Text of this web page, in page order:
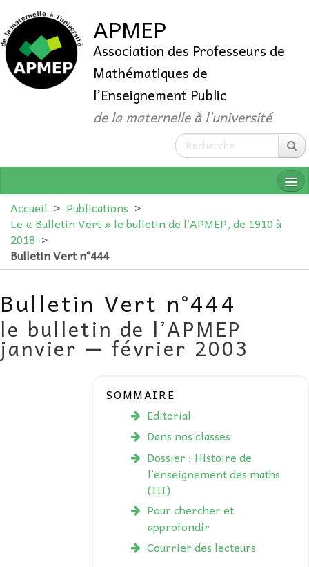
APMEP
Association des Professeurs de
Mathématiques de
l’Enseignement Public
de la maternelle à l’université
QUI SOMMES-NOUS ?
AU FIL DES MATHS
LIBRAIRIE
Accueil > Publications >
Le « Bulletin Vert » le bulletin de l’APMEP, de 1910 à
2018 >
Bulletin Vert n°444
Bulletin Vert n°444
le bulletin de l’APMEP
janvier — février 2003
SOMMAIRE
Editorial
Dans nos classes
Dossier : Histoire de
l’enseignement des maths
(III)
Pour chercher et
approfondir
Courrier des lecteurs